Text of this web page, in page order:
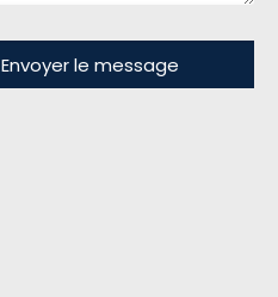
Envoyer le message